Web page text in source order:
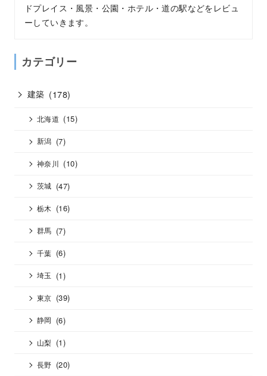
ドプレイス・風景・公園・ホテル・道の駅などをレビュ
ーしていきます。
カテゴリー
建築 (178)
北海道 (15)
新潟 (7)
神奈川 (10)
茨城 (47)
栃木 (16)
群馬 (7)
千葉 (6)
埼玉 (1)
東京 (39)
静岡 (6)
山梨 (1)
長野 (20)